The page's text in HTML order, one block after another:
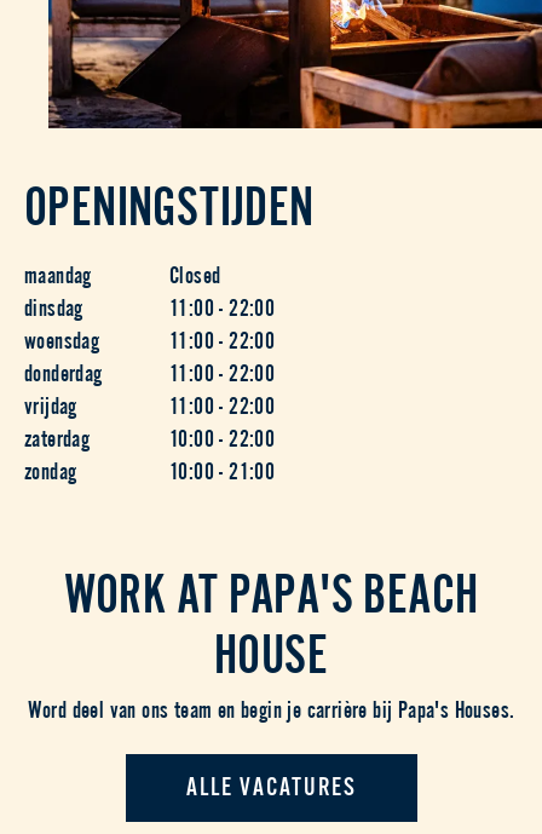
OPENINGSTIJDEN
maandag
Closed
dinsdag
11:00 - 22:00
woensdag
11:00 - 22:00
donderdag
11:00 - 22:00
vrijdag
11:00 - 22:00
zaterdag
10:00 - 22:00
zondag
10:00 - 21:00
WORK AT PAPA'S BEACH
HOUSE
Word deel van ons team en begin je carrière bij Papa's Houses.
ALLE VACATURES